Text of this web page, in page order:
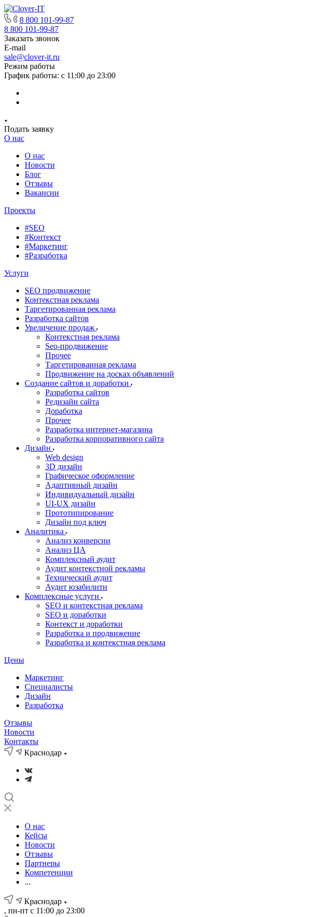
8 800 101-99-87
8 800 101-99-87
Заказать звонок
E-mail
sale@clover-it.ru
Режим работы
График работы: с 11:00 до 23:00
Подать заявку
О нас
О нас
Новости
Блог
Отзывы
Вакансии
Проекты
#SEO
#Контекст
#Маркетинг
#Разработка
Услуги
SEO продвижение
Контекстная реклама
Таргетированная реклама
Разработка сайтов
Увеличение продаж
Контекстная реклама
Seo-продвижение
Прочее
Таргетированная реклама
Продвижение на досках объявлений
Создание сайтов и доработки
Разработка сайтов
Редизайн сайта
Доработка
Прочее
Разработка интернет-магазина
Разработка корпоративного сайта
Дизайн
Web design
3D дизайн
Графическое оформление
Адаптивный дизайн
Индивидуальный дизайн
UI‑UX дизайн
Прототипирование
Дизайн под ключ
Аналитика
Анализ конверсии
Анализ ЦА
Комплексный аудит
Аудит контекстной рекламы
Технический аудит
Аудит юзабилити
Комплексные услуги
SEO и контекстная реклама
SEO и доработки
Контекст и доработки
Разработка и продвижение
Разработка и контекстная реклама
Цены
Маркетинг
Специалисты
Дизайн
Разработка
Отзывы
Новости
Контакты
Краснодар
О нас
Кейсы
Новости
Отзывы
Партнеры
Компетенции
...
Краснодар
, пн-пт с 11:00 до 23:00